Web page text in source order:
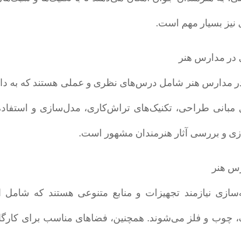
نیز بسیار مهم است.
در مدارس هنر
هنر شامل درس‌های نظری و عملی هستند که به
مبانی طراحی، تکنیک‌های تراش‌کاری، مدل‌سازی و
و بررسی آثار هنرمندان مشهور است.
هنر
نیازمند تجهیزات و منابع متنوعی هستند که شامل
چوب و فلز می‌شوند. همچنین، فضاهای مناسب برای